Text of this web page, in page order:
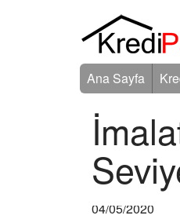
Ana Sayfa
04/05/2020